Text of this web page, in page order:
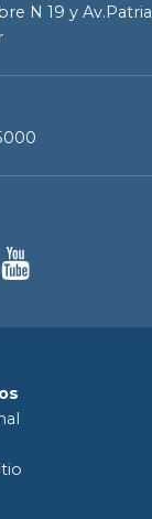
N 19 y Av.Patria